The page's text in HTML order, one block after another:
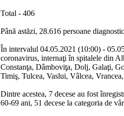
Total - 406
Până astăzi, 28.616 persoane
În intervalul 04.05.2021 (10:00) -
coronavirus, internaţi în spitalele din
Constanţa, Dâmboviţa, Dolj, Galaţi,
Timiş, Tulcea, Vaslui, Vâlcea,
Dintre acestea, 7 decese au fost
60-69 ani, 51 decese la categoria de